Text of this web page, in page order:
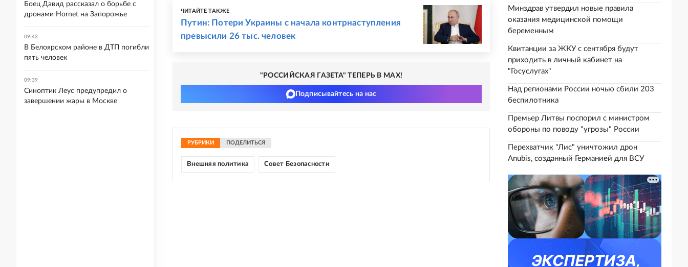
ЧИТАЙТЕ ТАКЖЕ
Путин: Потери Украины с начала контрнаступления
превысили 26 тыс. человек
"РОССИЙСКАЯ ГАЗЕТА" ТЕПЕРЬ В MAX!
Подписывайтесь на нас
РУБРИКИ ПОДЕЛИТЬСЯ
Внешняя политика Совет Безопасности
Минздрав утвердил новые правила
оказания медицинской помощи
беременным
Квитанции за ЖКУ с сентября будут
приходить в личный кабинет на
"Госуслугах"
Над регионами России ночью сбили 203
беспилотника
Премьер Литвы поспорил с министром
обороны по поводу "угрозы" России
Перехватчик "Лис" уничтожил дрон
Anubis, созданный Германией для ВСУ
Боец Давид рассказал о борьбе с
дронами Hornet на Запорожье
09:43
В Белоярском районе в ДТП погибли
пять человек
09:39
Синоптик Леус предупредил о
завершении жары в Москве